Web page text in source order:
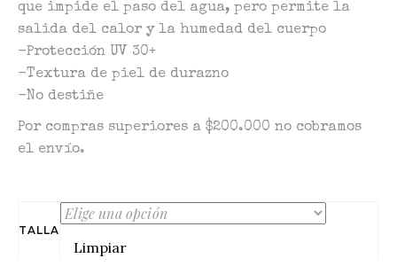
que impide el paso del agua, pero permite la
salida del calor y la humedad del cuerpo
-Protección UV 30+
-Textura de piel de durazno
-No destiñe
Por compras superiores a $200.000 no cobramos
el envío.
TALLA
Limpiar